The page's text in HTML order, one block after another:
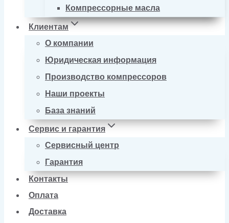
Компрессорные масла
Клиентам
О компании
Юридическая информация
Производство компрессоров
Наши проекты
База знаний
Сервис и гарантия
Сервисный центр
Гарантия
Контакты
Оплата
Доставка